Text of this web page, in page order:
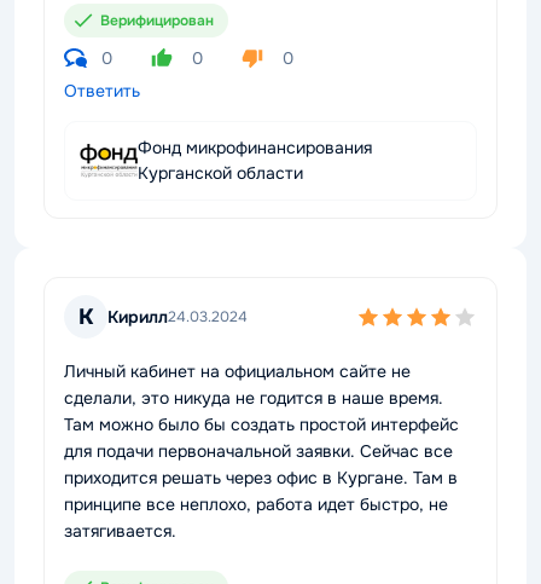
Верифицирован
0 0
0
Ответить
Фонд микрофинансирования
Курганской области
К Кирилл24.03.2024
Личный кабинет на официальном сайте не
сделали, это никуда не годится в наше время.
Там можно было бы создать простой интерфейс
для подачи первоначальной заявки. Сейчас все
приходится решать через офис в Кургане. Там в
принципе все неплохо, работа идет быстро, не
затягивается.